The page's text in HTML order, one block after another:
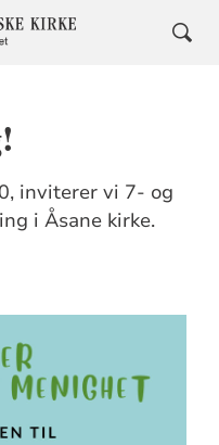
inviterer vi 7- og
i Åsane kirke.